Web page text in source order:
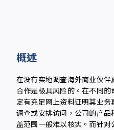
概述
在没有实地调查海外商业伙
合作是极具风险的。在不同
定有充足网上资料证明其业
调查或安排访问，公司的产
盖范围一般难以核实。而针